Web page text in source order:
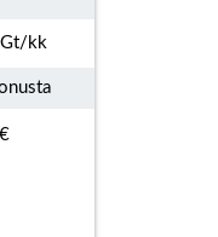
Gt/kk